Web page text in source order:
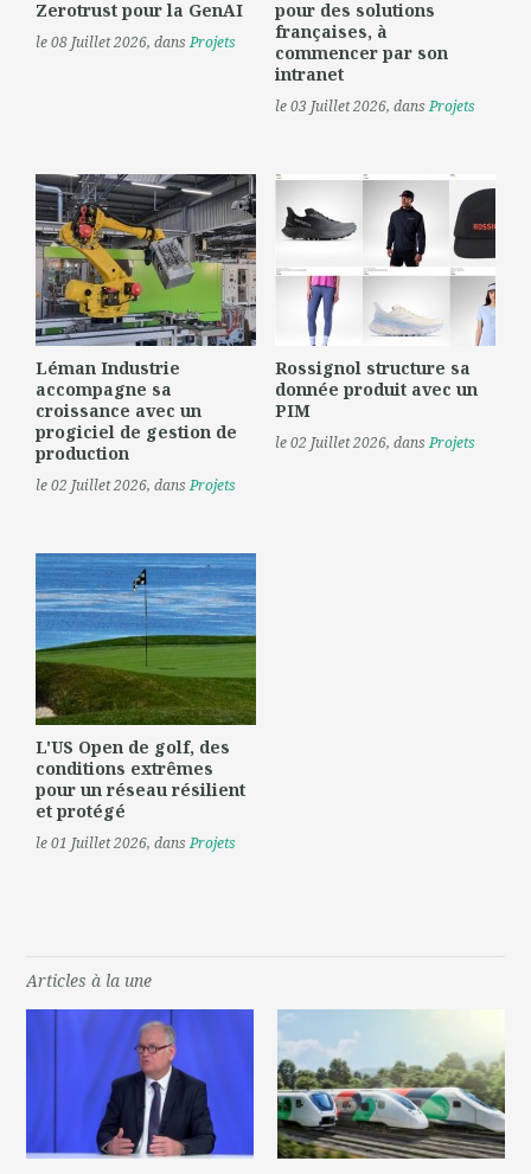
Zerotrust pour la GenAI
le 08 Juillet 2026, dansProjets
pour des solutions
françaises, à
commencer par son
intranet
le 03 Juillet 2026, dansProjets
Léman Industrie
accompagne sa
croissance avec un
progiciel de gestion de
production
le 02 Juillet 2026, dansProjets
Rossignol structure sa
donnée produit avec un
PIM
le 02 Juillet 2026, dansProjets
L'US Open de golf, des
conditions extrêmes
pour un réseau résilient
et protégé
le 01 Juillet 2026, dansProjets
Articles à la une